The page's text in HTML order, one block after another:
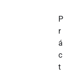
P
r
á
c
t